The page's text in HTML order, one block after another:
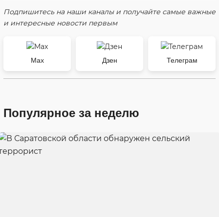
Подпишитесь на наши каналы и получайте самые важные
и интересные новости первым
Max Дзен Телеграм
Популярное за неделю